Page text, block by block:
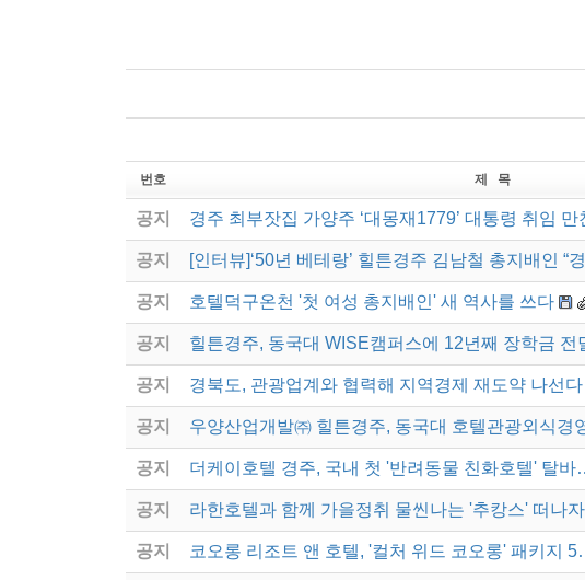
번호 제 목
공지 경주 최부잣집 가양주 ‘대몽재1779’ 대통령 취임 만
공지 [인터뷰]‘50년 베테랑’ 힐튼경주 김남철 총지배인 “
공지 호텔덕구온천 '첫 여성 총지배인' 새 역사를 쓰다
공지 힐튼경주, 동국대 WISE캠퍼스에 12년째 장학금 전
공지 경북도, 관광업계와 협력해 지역경제 재도약 나선다
공지 우양산업개발㈜ 힐튼경주, 동국대 호텔관광외식경
공지 더케이호텔 경주, 국내 첫 '반려동물 친화호텔' 탈바
공지 라한호텔과 함께 가을정취 물씬나는 '추캉스' 떠나자
공지 코오롱 리조트 앤 호텔, '컬처 위드 코오롱' 패키지